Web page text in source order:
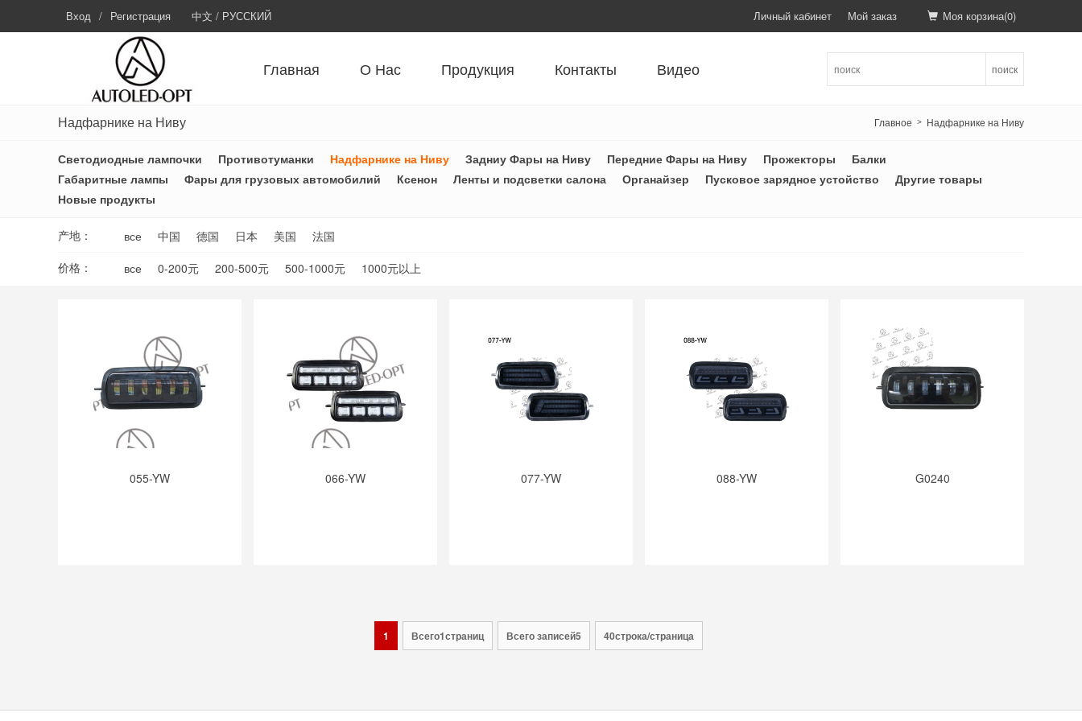
Личный кабинет Мой заказ
Вход / Регистрация 中文 / РУССКИЙ Моя корзина(0)
Главная О Нас Продукция Контакты Видео поиск
Надфарнике на Ниву Главное > Надфарнике на Ниву
Светодиодные лампочки Противотуманки Надфарнике на Ниву Задниу Фары на Ниву Передние Фары на Ниву Прожекторы
Балки
Габаритные лампы
Фары для грузовых автомобилий Ксенон Ленты и подсветки салона Органайзер Пусковое зарядное устойство
Другие товары
Новые продукты
产地： все 中国 德国 日本 美国
法国
价格：
все 0-200元 200-500元 500-1000元 1000元以上
055-YW 066-YW 077-YW 088-YW G0240
1 Всего1страниц Всего записей5 40строка/страница